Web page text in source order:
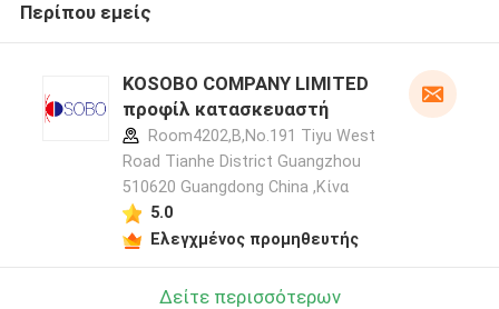
Περίπου εμείς
KOSOBO COMPANY LIMITED
προφίλ κατασκευαστή
Room4202,B,No.191 Tiyu West
Road Tianhe District Guangzhou
510620 Guangdong China ,Κίνα
5.0
Ελεγχμένος προμηθευτής
Δείτε περισσότερων